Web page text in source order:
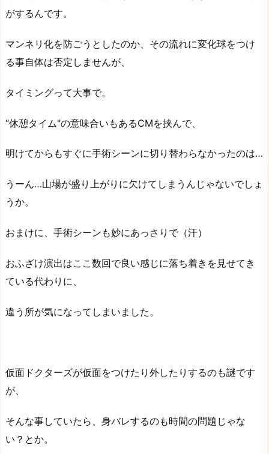
がするんです。
マンネリ化を防ごうとしたのか、その流れに変化球をつけ
る事自体は否定しませんが、
タイミングって大事で。
“休憩タイム"の意味合いもあるCMを挟んで、
明けてからもすぐに手術シーンに切り替わらなかったのは…
うーん…山場が盛り上がりに欠けてしまうんじゃないでしょ
うか。
おまけに、手術シーンも妙にあっさりで（汗）
おふざけ演出はここ数回で良い感じに落ち着きを見せてき
ている代わりに、
違う所が気になってしまいました。
仮面ドクターズが仮面をつけたり外したりするのも謎です
が、
そんな事していたら、身バレするのも時間の問題じゃな
い？とか。